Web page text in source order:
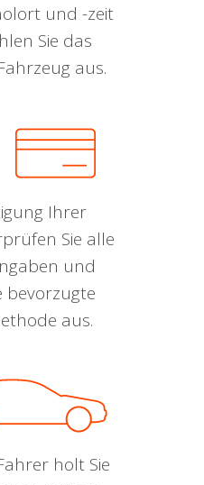
und -zeit
Sie das
aus.
Ihrer
Sie alle
und
bevorzugte
aus.
holt Sie